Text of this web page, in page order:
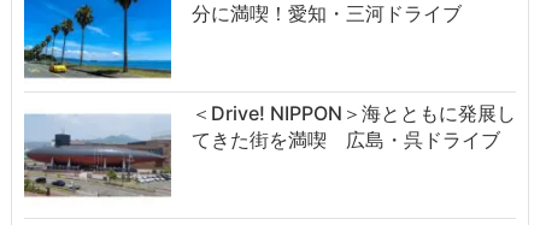
分に満喫！愛知・三河ドライブ
＜Drive! NIPPON＞海とともに発展し
てきた街を満喫 広島・呉ドライブ